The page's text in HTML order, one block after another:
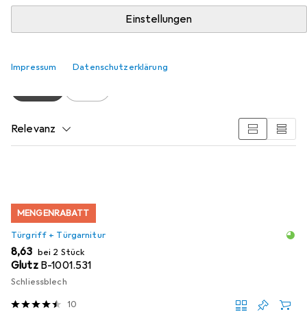
Einstellungen
Impressum Datenschutzerklärung
Hier findest du passendes Zubehör zum Produkt Glutz
Sicherheits-Einsteckschlösser 1107 aus der Kategorie
Relevanz
MENGENRABATT
Türgriff + Türgarnitur
EUR
8,63 bei 2 Stück
Glutz B-1001.531
Schliessblech
10